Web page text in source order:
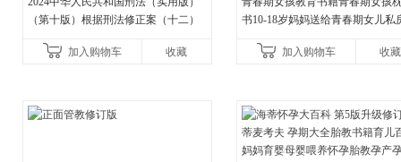
（第十版）根据刑法修正案（十二）
加入购物车
收藏
书10-18岁妈妈送给青春期女儿私
育女孩发育叛逆期
加入购物车 收藏